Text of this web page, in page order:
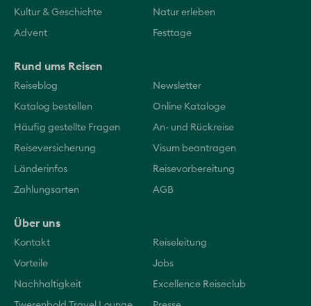
Kultur & Geschichte Natur erleben
Advent Festtage
Rund ums Reisen
Reiseblog Newsletter
Katalog bestellen Online Kataloge
Häufig gestellte Fragen An- und Rückreise
Reiseversicherung Visum beantragen
Länderinfos Reisevorbereitung
Zahlungsarten AGB
Über uns
Kontakt Reiseleitung
Vorteile Jobs
Nachhaltigkeit Excellence Reiseclub